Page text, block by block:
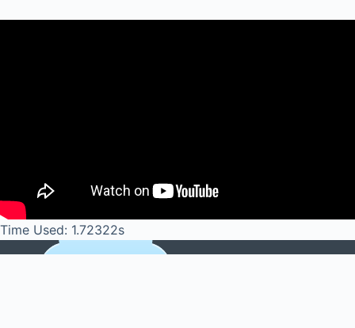
Time Used: 1.72322s